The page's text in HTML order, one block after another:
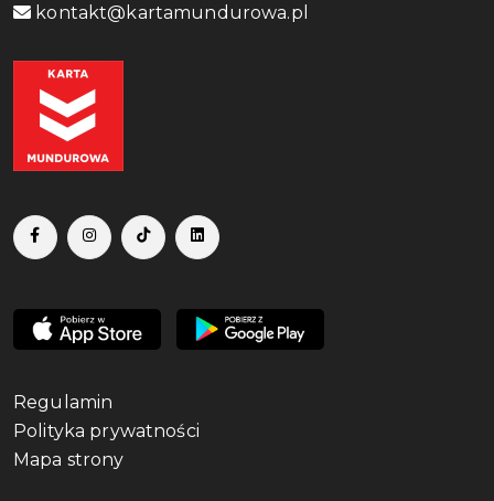
kontakt@kartamundurowa.pl
Regulamin
Polityka prywatności
Mapa strony